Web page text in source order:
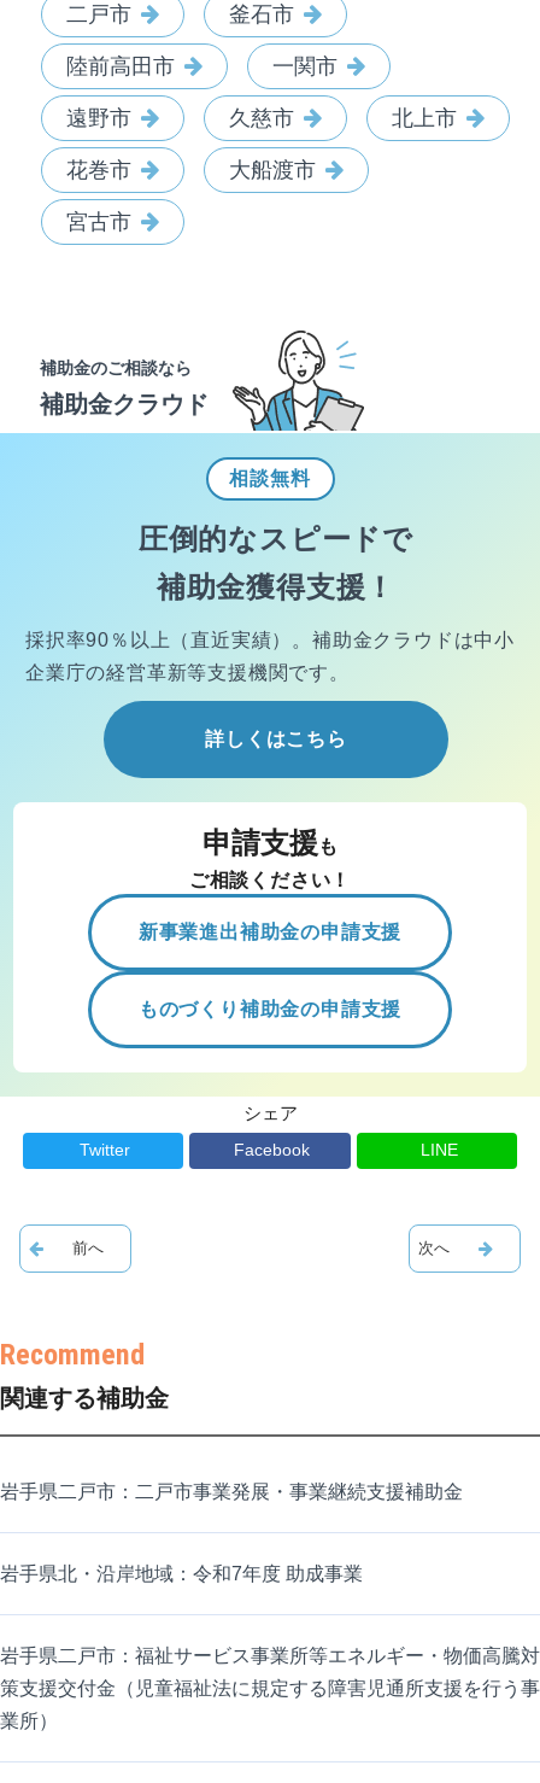
二戸市 釜石市
陸前高田市 一関市
遠野市 久慈市 北上市
花巻市 大船渡市
宮古市
補助金のご相談なら
補助金クラウド
相談無料
圧倒的なスピードで
補助金獲得支援！
採択率90％以上（直近実績）。 補助金クラウドは中小
企業庁の経営革新等支援機関です。
詳しくはこちら
申請支援 も
ご相談ください！
新事業進出補助金の申請支援
ものづくり補助金の申請支援
シェア
Twitter Facebook LINE
関連する補助金
岩手県二戸市：二戸市事業発展・事業継続支援補助金
岩手県北・沿岸地域：令和7年度 助成事業
岩手県二戸市：福祉サービス事業所等エネルギー・物価高騰対
策支援交付金（児童福祉法に規定する障害児通所支援を行う事
業所）